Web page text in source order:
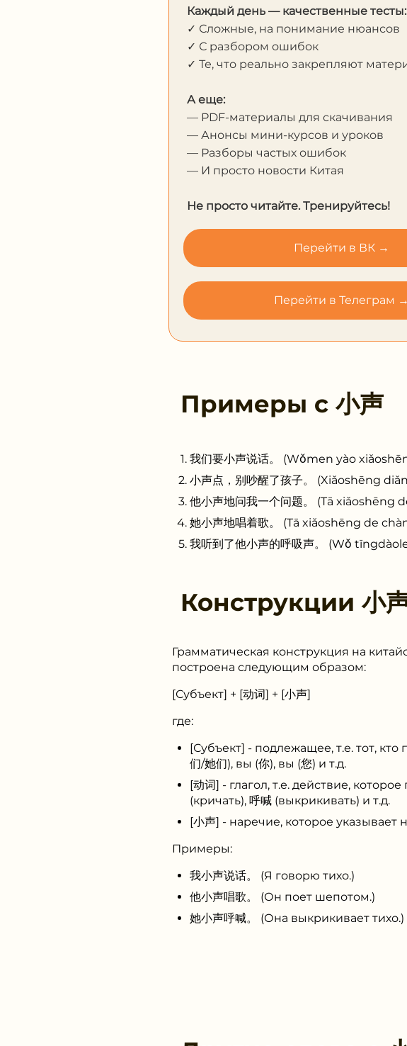
Каждый день — качественные тесты:
✓ Сложные, на понимание нюансов
✓ С разбором ошибок
✓ Те, что реально закрепляют
А еще:
— PDF-материалы для скачивания
— Анонсы мини-курсов и уроков
— Разборы частых ошибок
— И просто новости Китая
Не просто читайте. Тренируйтесь!
Перейти в ВК →
Перейти в Телеграм →
Примеры с小声
我们要小声说话。 (Wǒmen yào
小声点，别吵醒了孩子。 (Xiǎoshēng
他小声地问我一个问题。 (Tā
她小声地唱着歌。 (Tā xiǎoshēng de
我听到了他小声的呼吸声。 (Wǒ
Конструкции小
Грамматическая конструкция на
построена следующим образом:
[Субъект] + [动词] + [小声]
где:
[Субъект] - подлежащее, т.е. тот,
们/她们), вы (你), вы (您) и т.д.
[动词] - глагол, т.е. действие,
(кричать), 呼喊 (выкрикивать) и т.д.
[小声] - наречие, которое указывает
Примеры:
我小声说话。 (Я говорю тихо.)
他小声唱歌。 (Он поет шепотом.)
她小声呼喊。 (Она выкрикивает тихо.)